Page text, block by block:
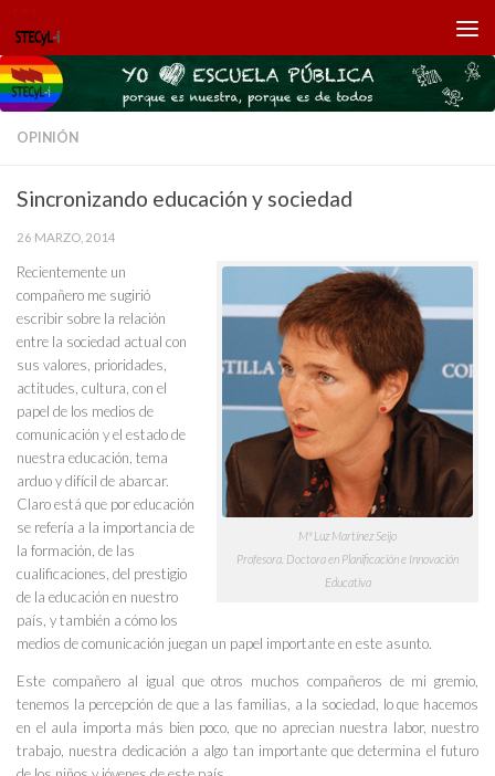
Saltar al contenido
OPINIÓN
Sincronizando educación y sociedad
26 MARZO, 2014
Mª Luz Martínez Seijo
Profesora. Doctora en Planificación e Innovación
Educativa
Recientemente un
compañero me sugirió
escribir sobre la relación
entre la sociedad actual con
sus valores, prioridades,
actitudes, cultura, con el
papel de los medios de
comunicación y el estado de
nuestra educación, tema
arduo y difícil de abarcar.
Claro está que por educación
se refería a la importancia de
la formación, de las
cualificaciones, del prestigio
de la educación en nuestro
país, y también a cómo los
medios de comunicación juegan un papel importante en este asunto.
Este compañero al igual que otros muchos compañeros de mi gremio,
tenemos la percepción de que a las familias, a la sociedad, lo que hacemos
en el aula importa más bien poco, que no aprecian nuestra labor, nuestro
trabajo, nuestra dedicación a algo tan importante que determina el futuro